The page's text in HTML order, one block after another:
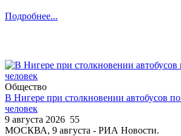
Подробнее...
Общество
В Нигере при столкновении автобусов
человек
9 августа 2026 55
МОСКВА, 9 августа - РИА Новости.